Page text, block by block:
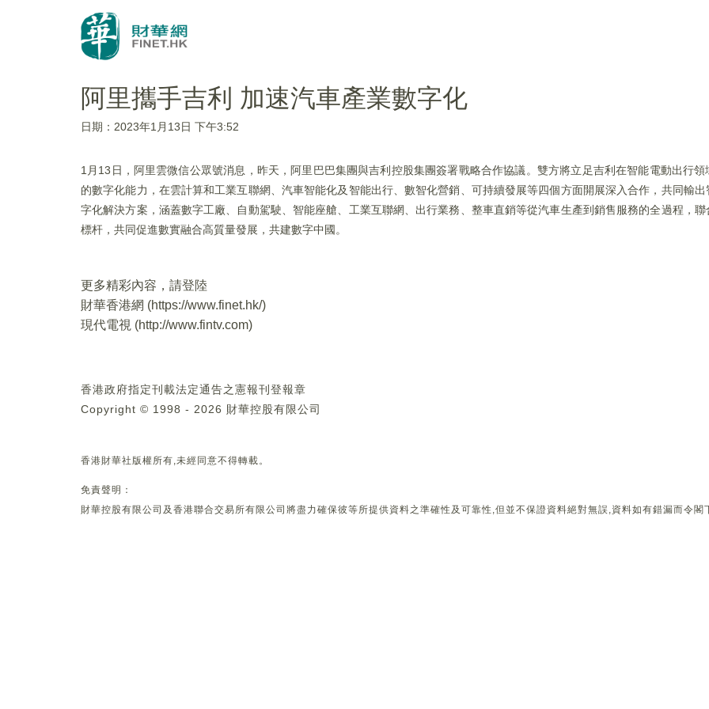
阿里攜手吉利 加速汽車產業數字化
日期：2023年1月13日 下午3:52
1月13日，阿里雲微信公眾號消息，昨天，阿里巴巴集團與吉利控股集團簽署戰略合作協議。雙方將立足吉利在智能電動出行
的數字化能力，在雲計算和工業互聯網、汽車智能化及智能出行、數智化營銷、可持續發展等四個方面開展深入合作，共同輸
字化解決方案，涵蓋數字工廠、自動駕駛、智能座艙、工業互聯網、出行業務、整車直銷等從汽車生產到銷售服務的全過程，
標杆，共同促進數實融合高質量發展，共建數字中國。
更多精彩內容，請登陸
財華香港網 (https://www.finet.hk/)
現代電視 (http://www.fintv.com)
香港政府指定刊載法定通告之憲報刊登報章
Copyright © 1998 - 2026 財華控股有限公司
香港財華社版權所有,未經同意不得轉載。
免責聲明：
財華控股有限公司及香港聯合交易所有限公司將盡力確保彼等所提供資料之準確性及可靠性,但並不保證資料絕對無誤,資料如有錯漏而令閣